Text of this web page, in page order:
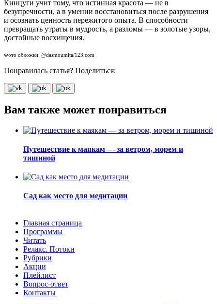
Кинцуги учит тому, что истинная красота — не в
безупречности, а в умении восстановиться после разрушения
и осознать ценность пережитого опыта. В способности
превращать утраты в мудрость, а разломы — в золотые узоры,
достойные восхищения.
Фото обложки: @dasmoumita/123.com
Понравилась статья? Поделиться:
Вам также может понравиться
Путешествие к маякам — за ветром, морем и
тишиной
Сад как место для медитации
Главная страница
Программы
Читать
Релакс. Потоки
Рубрики
Акции
Плейлист
Вопрос-ответ
Контакты